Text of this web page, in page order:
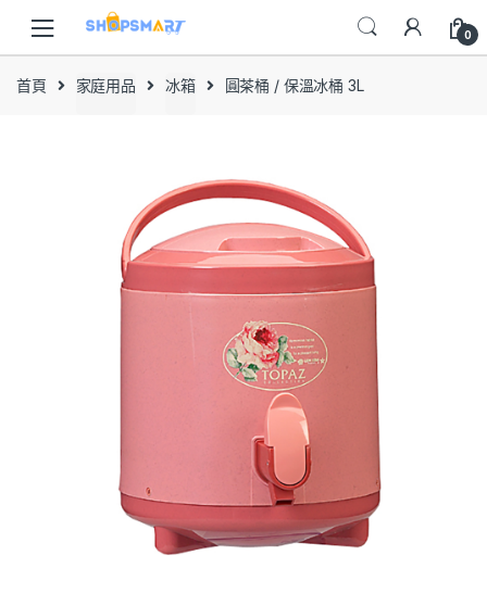
navigation
content
0
首頁 家庭用品 冰箱 圓茶桶 / 保溫冰桶 3L